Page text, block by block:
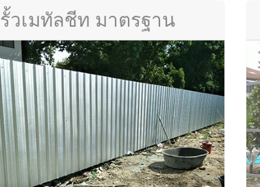
รั้วเมทัลชีท มาตรฐาน